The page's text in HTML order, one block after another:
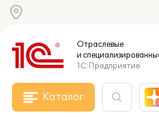
Отраслевые
и
1С:Предприятие
Каталог